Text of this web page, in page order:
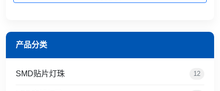
产品分类
SMD贴片灯珠 12